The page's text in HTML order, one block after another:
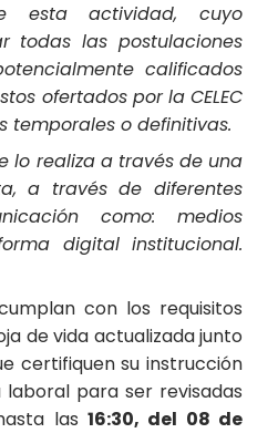
esta actividad, cuyo
todas las postulaciones
calificados
ofertados por la CELEC
temporales o definitivas.
lo realiza a través de una
a través de diferentes
como: medios
digital institucional.
con los requisitos
de vida actualizada junto
certifiquen su instrucción
para ser revisadas
las 16:30, del 08 de